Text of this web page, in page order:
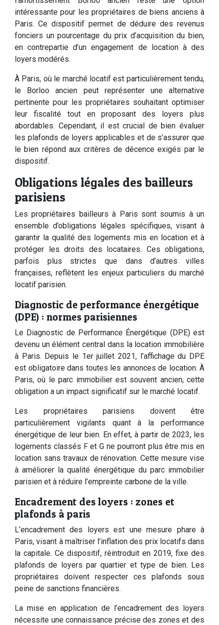
intéressante pour les propriétaires de biens anciens à
Paris. Ce dispositif permet de déduire des revenus
fonciers un pourcentage du prix d’acquisition du bien,
en contrepartie d’un engagement de location à des
loyers modérés.
À Paris, où le marché locatif est particulièrement tendu,
le Borloo ancien peut représenter une alternative
pertinente pour les propriétaires souhaitant optimiser
leur fiscalité tout en proposant des loyers plus
abordables. Cependant, il est crucial de bien évaluer
les plafonds de loyers applicables et de s’assurer que
le bien répond aux critères de décence exigés par le
dispositif.
Obligations légales des bailleurs
parisiens
Les propriétaires bailleurs à Paris sont soumis à un
ensemble d’obligations légales spécifiques, visant à
garantir la qualité des logements mis en location et à
protéger les droits des locataires. Ces obligations,
parfois plus strictes que dans d’autres villes
françaises, reflètent les enjeux particuliers du marché
locatif parisien.
Diagnostic de performance énergétique
(DPE) : normes parisiennes
Le Diagnostic de Performance Énergétique (DPE) est
devenu un élément central dans la location immobilière
à Paris. Depuis le 1er juillet 2021, l’affichage du DPE
est obligatoire dans toutes les annonces de location. À
Paris, où le parc immobilier est souvent ancien, cette
obligation a un impact significatif sur le marché locatif.
Les propriétaires parisiens doivent être
particulièrement vigilants quant à la performance
énergétique de leur bien. En effet, à partir de 2023, les
logements classés F et G ne pourront plus être mis en
location sans travaux de rénovation. Cette mesure vise
à améliorer la qualité énergétique du parc immobilier
parisien et à réduire l’empreinte carbone de la ville.
Encadrement des loyers : zones et
plafonds à paris
L’encadrement des loyers est une mesure phare à
Paris, visant à maîtriser l’inflation des prix locatifs dans
la capitale. Ce dispositif, réintroduit en 2019, fixe des
plafonds de loyers par quartier et type de bien. Les
propriétaires doivent respecter ces plafonds sous
peine de sanctions financières.
La mise en application de l’encadrement des loyers
nécessite une connaissance précise des zones et des